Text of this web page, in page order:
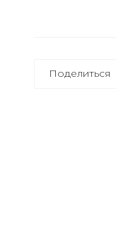
Поделиться